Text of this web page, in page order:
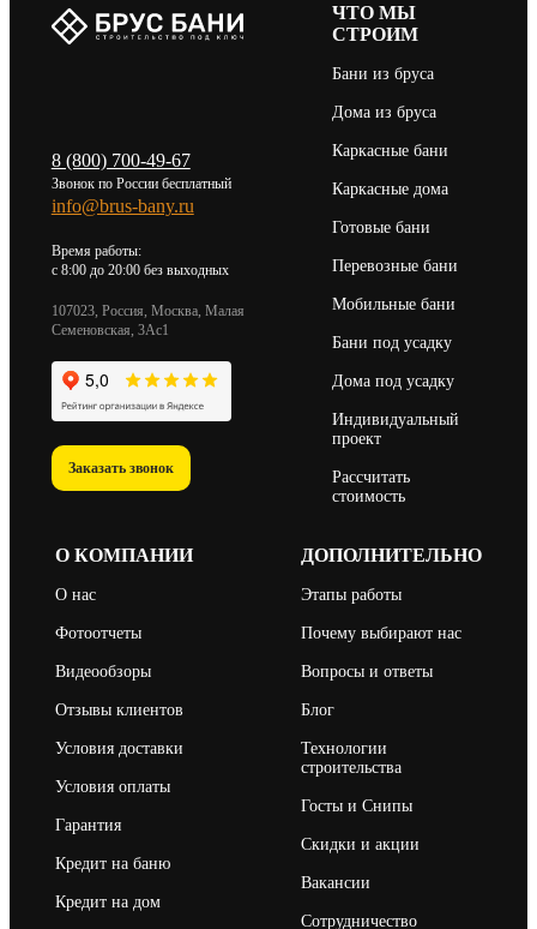
8 (800) 700-49-67
Звонок по России бесплатный
info@brus-bany.ru
Время работы:
c 8:00 до 20:00 без выходных
107023, Россия, Москва, Малая
Семеновская, 3Ас1
Заказать звонок
ЧТО МЫ
СТРОИМ
Бани из бруса
Дома из бруса
Каркасные бани
Каркасные дома
Готовые бани
Перевозные бани
Мобильные бани
Бани под усадку
Дома под усадку
Индивидуальный
проект
Рассчитать
стоимость
О КОМПАНИИ
О нас
Фотоотчеты
Видеообзоры
Отзывы клиентов
Условия доставки
Условия оплаты
Гарантия
Кредит на баню
Кредит на дом
ДОПОЛНИТЕЛЬНО
Этапы работы
Почему выбирают нас
Вопросы и ответы
Блог
Технологии
строительства
Госты и Снипы
Скидки и акции
Вакансии
Сотрудничество